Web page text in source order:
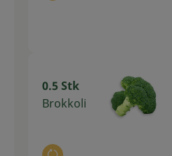
0.5 Stk
Brokkoli